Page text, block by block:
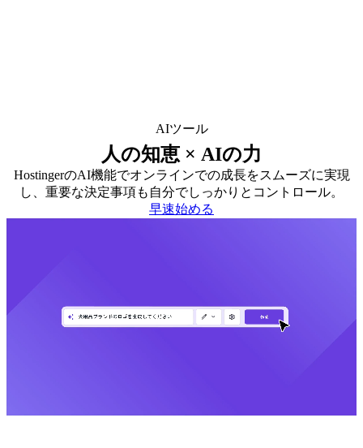
AIツール
人の知恵 × AIの力
HostingerのAI機能でオンラインでの成長をスムーズに実現
し、重要な決定事項も自分でしっかりとコントロール。
早速始める